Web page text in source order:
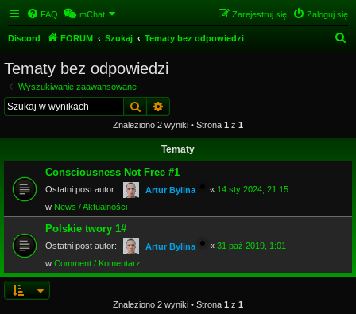
FAQ mChat Zaloguj się
Zarejestruj się
Discord FORUM Szukaj Tematy bez odpowiedzi
Tematy bez odpowiedzi
Wyszukiwanie zaawansowane
Szukaj
Znaleziono 2 wyniki • Strona 1 z 1
Tematy
Consciousness Not Free #1
Ostatni post autor: Artur Bylina « 14 sty 2024, 21:15
w News / Aktualności
Polskie twory 1#
Ostatni post autor: Artur Bylina « 31 paź 2019, 1:01
w Comment / Komentarz
Znaleziono 2 wyniki • Strona 1 z 1